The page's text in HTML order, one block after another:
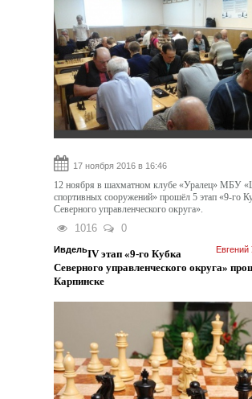
17 ноября 2016 в 16:46
12 ноября в шахматном клубе «Уралец» МБУ
спортивных сооружений» прошёл 5 этап «9-го
Северного управленческого округа».
1016 0
ИвдельIV этап «9-го Кубка
Северного управленческого округа»
Карпинске